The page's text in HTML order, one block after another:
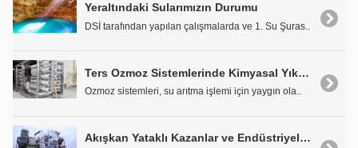
Yeraltındaki Sularımızın Durumu
DSİ tarafından yapılan çalışmalarda ve 1. Su Şuras..
Ters Ozmoz Sistemlerinde Kimyasal Yıkama ve Membran Koruma
Ozmoz sistemleri, su arıtma işlemi için yaygın ola..
Akışkan Yataklı Kazanlar ve Endüstriyel Su Arıtma Sistemleri